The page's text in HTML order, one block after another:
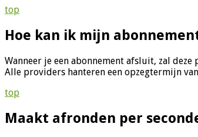
top
Hoe kan ik mijn
Wanneer je een abonnement afsluit, zal
Alle providers hanteren een opzegtermijn
top
Maakt afronden per